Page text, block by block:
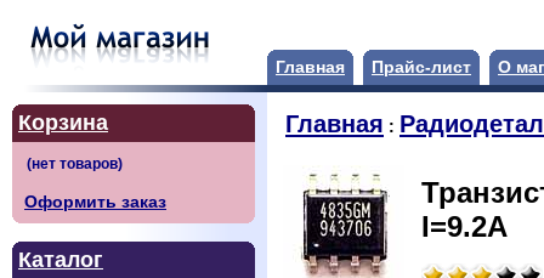
Главная Прайс-лист О
Корзина
Оформить заказ
Каталог
Главная :
I=9.2A